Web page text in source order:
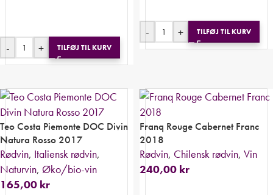
- + TILFØJ TIL KURV
- + TILFØJ TIL KURV
Teo Costa Piemonte DOC Divin
Natura Rosso 2017
Rødvin, Italiensk rødvin,
Naturvin, Øko/bio-vin
165,00 kr
Franq Rouge Cabernet Franc
2018
Rødvin, Chilensk rødvin, Vin
240,00 kr